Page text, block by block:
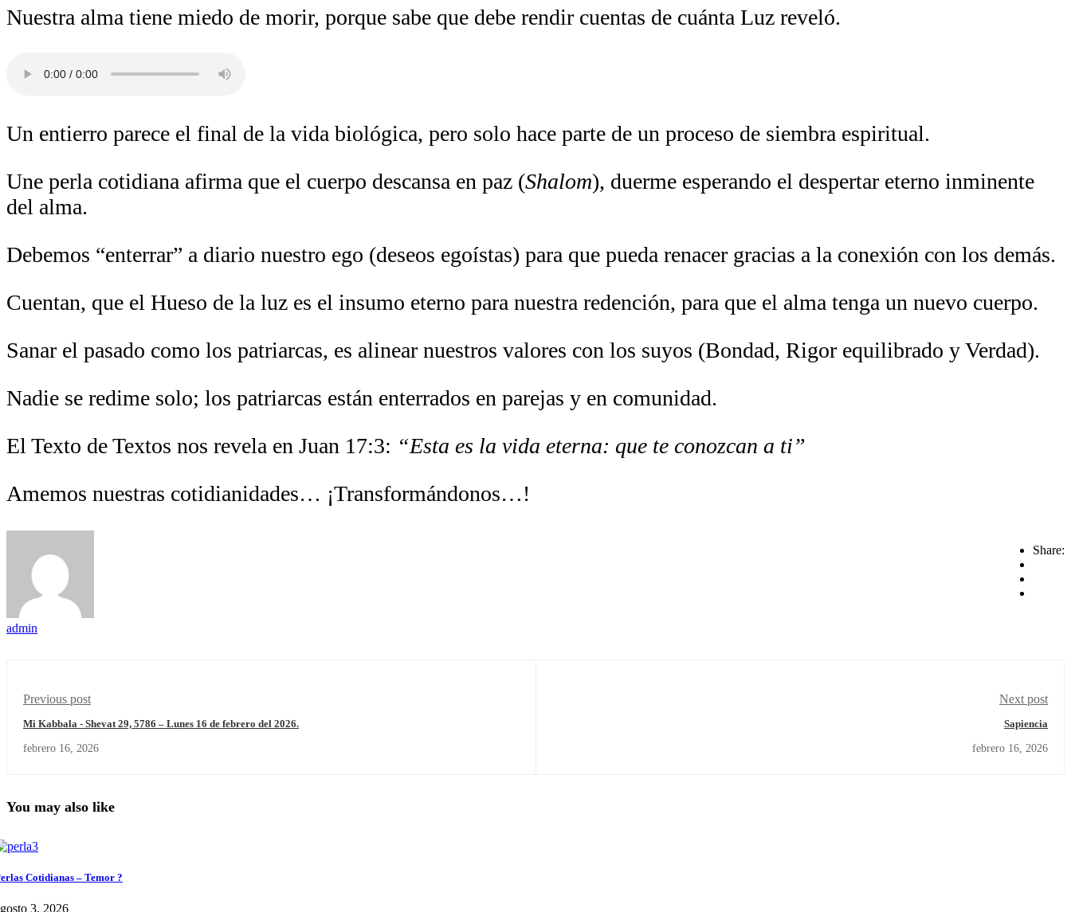
Nuestra alma tiene miedo de morir, porque sabe que debe rendir cuentas de cuánta Luz reveló.
Un entierro parece el final de la vida biológica, pero solo hace parte de un proceso de siembra espiritual.
Une perla cotidiana afirma que el cuerpo descansa en paz (Shalom), duerme esperando el despertar eterno inminente
del alma.
Debemos “enterrar” a diario nuestro ego (deseos egoístas) para que pueda renacer gracias a la conexión con los demás.
Cuentan, que el Hueso de la luz es el insumo eterno para nuestra redención, para que el alma tenga un nuevo cuerpo.
Sanar el pasado como los patriarcas, es alinear nuestros valores con los suyos (Bondad, Rigor equilibrado y Verdad).
Nadie se redime solo; los patriarcas están enterrados en parejas y en comunidad.
El Texto de Textos nos revela en Juan 17:3: “Esta es la vida eterna: que te conozcan a ti”
Amemos nuestras cotidianidades… ¡Transformándonos…!
Share:
admin
Previous post
Mi Kabbala - Shevat 29, 5786 – Lunes 16 de febrero del 2026.
febrero 16, 2026
Next post
Sapiencia
febrero 16, 2026
You may also like
Cotidianas – Temor ?
3, 2026